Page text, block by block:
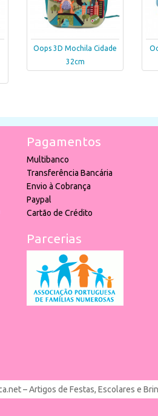
Oops 3D Mochila Cidade
32cm
Pagamentos
Multibanco
Transferência Bancária
Envio à Cobrança
Paypal
Cartão de Crédito
Parcerias
– Artigos de Festas, Escolares e